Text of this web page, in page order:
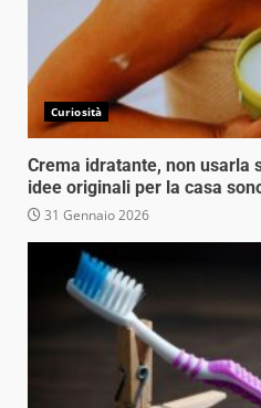
Curiosità
Crema idratante, non usarla
idee originali per la casa
31 Gennaio 2026